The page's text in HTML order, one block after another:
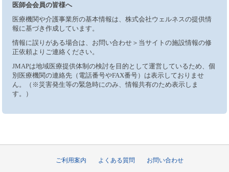
医師会会員の皆様へ
医療機関や介護事業所の基本情報は、株式会社ウェルネスの提供情
報に基づき作成しています。
情報に誤りがある場合は、お問い合わせ＞当サイトの施設情報の修
正依頼よりご連絡ください。
JMAPは地域医療提供体制の検討を目的として運営しているため、個
別医療機関の連絡先（電話番号やFAX番号）は表示しておりませ
ん。（※災害発生等の緊急時にのみ、情報共有のため表示しま
す。）
ご利用案内 よくある質問 お問い合わせ